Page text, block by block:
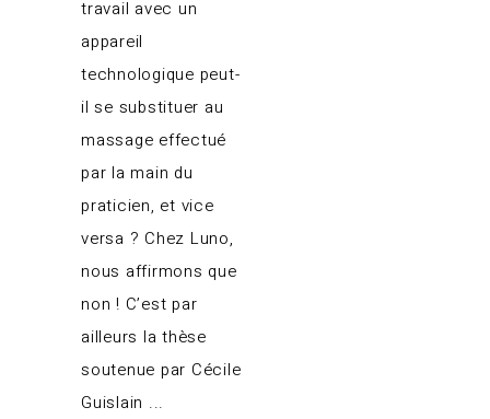
travail avec un
appareil
technologique peut-
il se substituer au
massage effectué
par la main du
praticien, et vice
versa ? Chez Luno,
nous affirmons que
non ! C’est par
ailleurs la thèse
soutenue par Cécile
Guislain